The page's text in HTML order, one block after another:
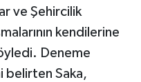
ve Şehircilik
kendilerine
Deneme
belirten Saka,